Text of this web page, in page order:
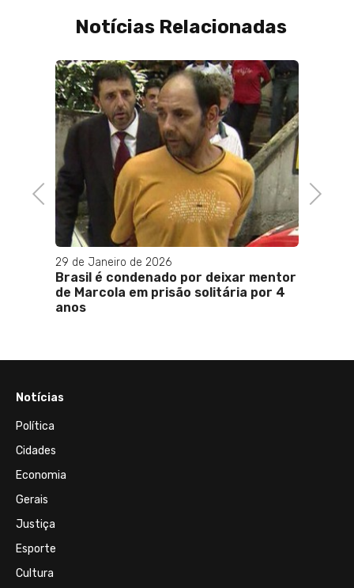
Notícias Relacionadas
Previous
29 de Janeiro de 2026
Brasil é condenado por deixar mentor
de Marcola em prisão solitária por 4
anos
Next
Notícias
Política
Cidades
Economia
Gerais
Justiça
Esporte
Cultura